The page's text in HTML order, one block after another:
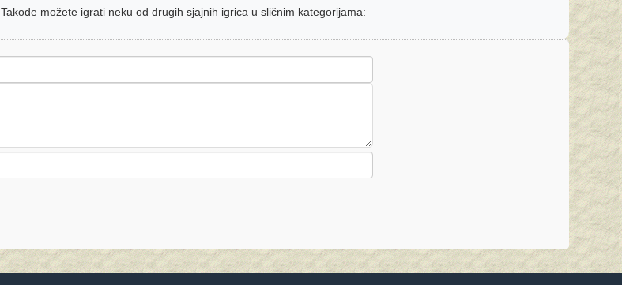
. Takođe možete igrati neku od drugih sjajnih igrica u sličnim kategorijama: